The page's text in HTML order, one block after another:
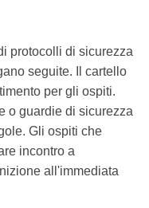
protocolli di sicurezza
seguite. Il cartello
per gli ospiti.
o guardie di sicurezza
Gli ospiti che
incontro a
all'immediata